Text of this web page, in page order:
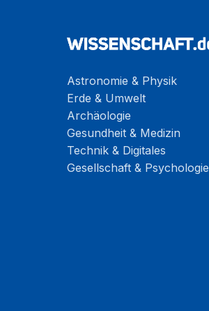
Astronomie & Physik
Erde & Umwelt
Archäologie
Gesundheit & Medizin
Technik & Digitales
Gesellschaft & Psychologie